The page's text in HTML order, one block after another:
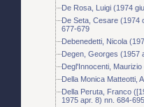
De Rosa, Luigi (1974
De Seta, Cesare (1974
677-679
Debenedetti, Nicola
Degen, Georges (1957
Degl'Innocenti,
Della Monica Matteotti,
Della Peruta, Franco
1975 apr. 8) nn. 684-695